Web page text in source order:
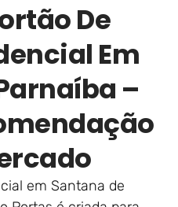
De
Em
–
em Santana de